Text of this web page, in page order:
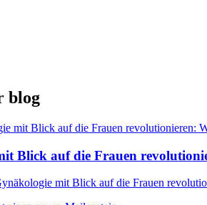
blog
Blick auf die Frauen
mit Blick auf die Frauen